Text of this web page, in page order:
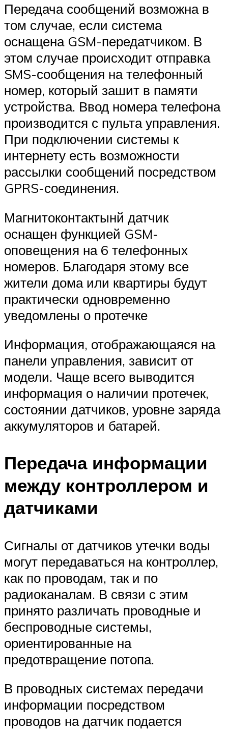
Передача сообщений возможна в
том случае, если система
оснащена GSM-передатчиком. В
этом случае происходит отправка
SMS-сообщения на телефонный
номер, который зашит в памяти
устройства. Ввод номера телефона
производится с пульта управления.
При подключении системы к
интернету есть возможности
рассылки сообщений посредством
GPRS-соединения.
Магнитоконтактынй датчик
оснащен функцией GSM-
оповещения на 6 телефонных
номеров. Благодаря этому все
жители дома или квартиры будут
практически одновременно
уведомлены о протечке
Информация, отображающаяся на
панели управления, зависит от
модели. Чаще всего выводится
информация о наличии протечек,
состоянии датчиков, уровне заряда
аккумуляторов и батарей.
Передача информации
между контроллером и
датчиками
Сигналы от датчиков утечки воды
могут передаваться на контроллер,
как по проводам, так и по
радиоканалам. В связи с этим
принято различать проводные и
беспроводные системы,
ориентированные на
предотвращение потопа.
В проводных системах передачи
информации посредством
проводов на датчик подается